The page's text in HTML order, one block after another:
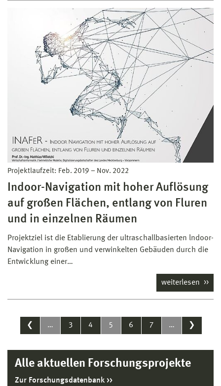
Projektlaufzeit: Feb. 2019 – Nov. 2022
Indoor-Navigation mit hoher Auflösung
auf großen Flächen, entlang von Fluren
und in einzelnen Räumen
Projektziel ist die Etablierung der ultraschallbasierten lndoor-
Navigation in großen und verwinkelten Gebäuden durch die
Entwicklung einer…
weiterlesen
❮ … 3 4 5 6 7 … ❯
Alle aktuellen Forschungsprojekte
Zur Forschungsdatenbank